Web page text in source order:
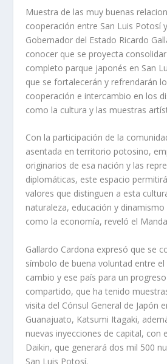
Muestra de las muy buenas
cooperación entre San Luis Potosí
Gobernador del Estado Ricardo
conocer que se proyecta
completo parque japonés en San
que se fortalecerán y refrendarán
cooperación e intercambio en los
como la cultura y las muestras
Con la participación de la
asentada en territorio potosino,
originarios de esa nación y las
diplomáticas, este espacio
valores que distinguen a esta
naturaleza, educación y
como la economía, reveló el
Gallardo Cardona expresó que se
símbolo de buena voluntad entre el
cambio y ese país para un
compartido, que ha tenido
visita del Cónsul General de Japón
Guanajuato, Katsumi Itagaki,
nuevas inyecciones de capital, con
Daikin, que generará dos mil 500
San Luis Potosí.